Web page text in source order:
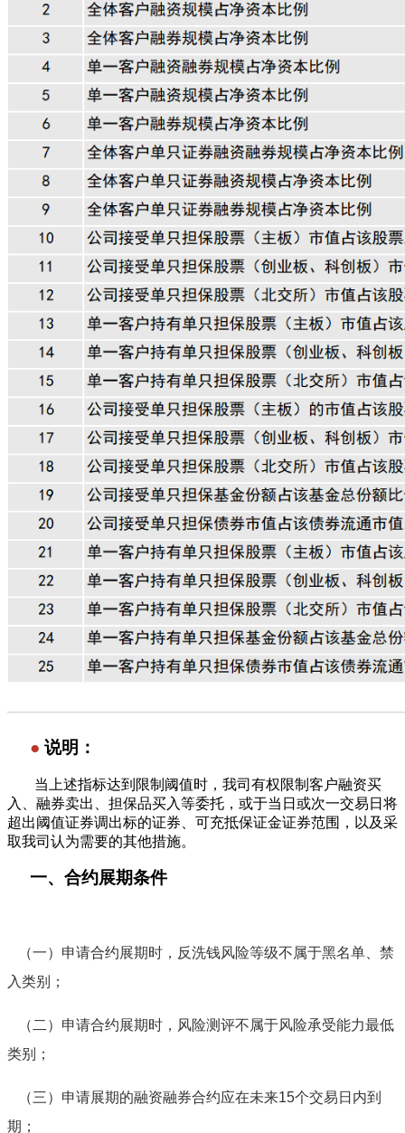
———————————————————————
● 说明：
当上述指标达到限制阈值时，我司有权限制客户融资买
入、融券卖出、担保品买入等委托，或于当日或次一交易日将
超出阈值证券调出标的证券、可充抵保证金证券范围，以及采
取我司认为需要的其他措施。
一、 合约展期条件
（一） 申请合约展期时，反洗钱风险等级不属于黑名单、禁
入类别；
（二） 申请合约展期时，风险测评不属于风险承受能力最低
类别；
（三） 申请展期的融资融券合约应在未来15个交易日内到
期；